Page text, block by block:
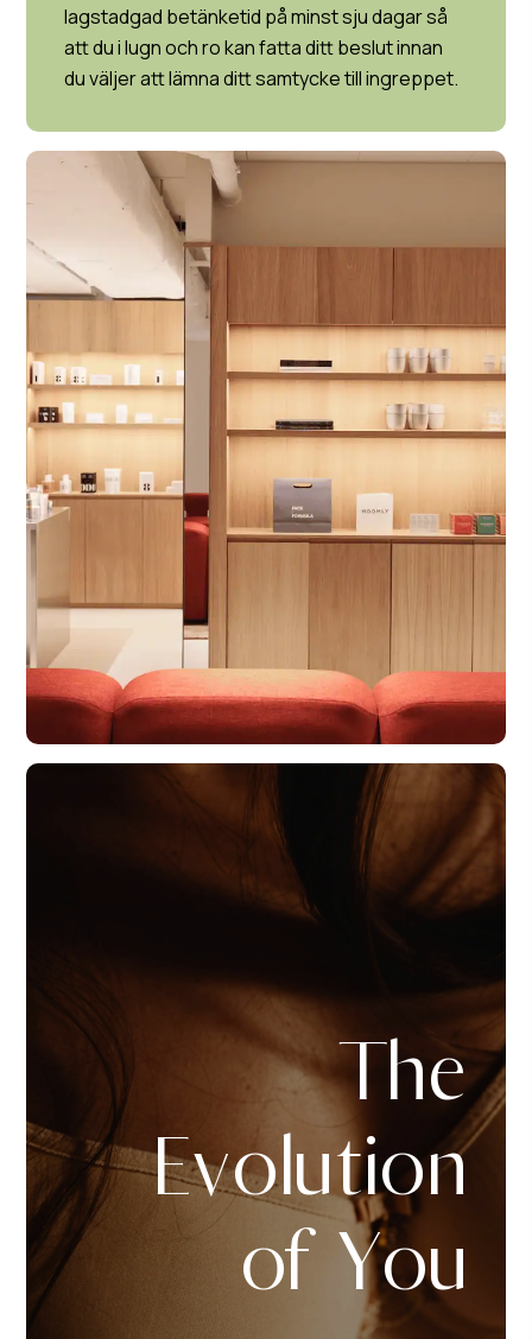
lagstadgad betänketid på minst sju dagar så
att du i lugn och ro kan fatta ditt beslut innan
du väljer att lämna ditt samtycke till ingreppet.
The
Evolution
of You